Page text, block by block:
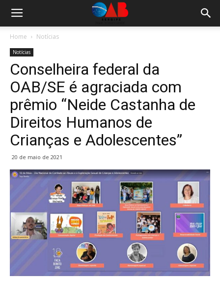
Home Notícias
Notícias
Conselheira federal da
OAB/SE é agraciada com
prêmio “Neide Castanha de
Direitos Humanos de
Crianças e Adolescentes”
20 de maio de 2021